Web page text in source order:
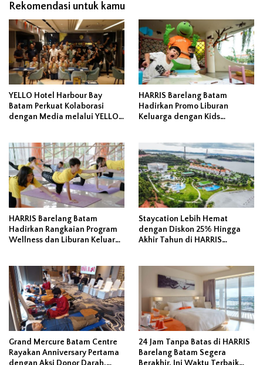
Rekomendasi untuk kamu
YELLO Hotel Harbour Bay
Batam Perkuat Kolaborasi
dengan Media melalui YELLO
HARRIS Barelang Batam
Hadirkan Promo Liburan
Keluarga dengan Kids
HARRIS Barelang Batam
Hadirkan Rangkaian Program
Wellness dan Liburan Keluarga
Staycation Lebih Hemat
dengan Diskon 25% Hingga
Akhir Tahun di HARRIS
Grand Mercure Batam Centre
Rayakan Anniversary Pertama
dengan Aksi Donor Darah,
24 Jam Tanpa Batas di HARRIS
Barelang Batam Segera
Berakhir, Ini Waktu Terbaik